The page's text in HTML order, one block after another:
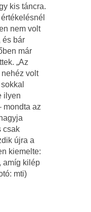
kis táncra.
nem volt
és bár
már
„Az
volt
ilyen
mondta az
csak
újra a
kiemelte:
amíg kilép
mti)